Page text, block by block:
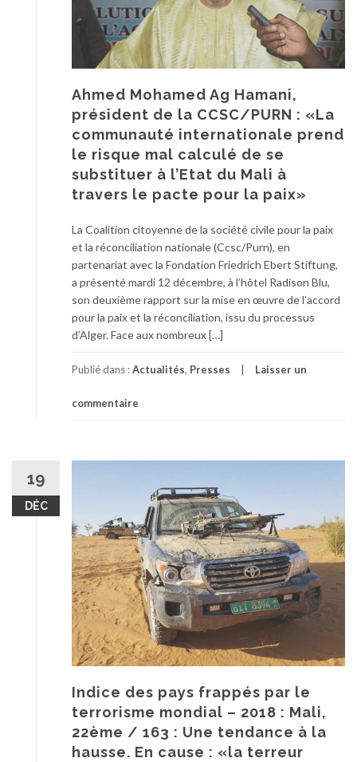
Ahmed Mohamed Ag Hamani,
président de la CCSC/PURN : «La
communauté internationale prend
le risque mal calculé de se
substituer à l’Etat du Mali à
travers le pacte pour la paix»
La Coalition citoyenne de la société civile pour la paix
et la réconciliation nationale (Ccsc/Purn), en
partenariat avec la Fondation Friedrich Ebert Stiftung,
a présenté mardi 12 décembre, à l’hôtel Radison Blu,
son deuxième rapport sur la mise en œuvre de l’accord
pour la paix et la réconciliation, issu du processus
d’Alger. Face aux nombreux […]
Publié dans :Actualités, Presses Laisser un
commentaire
19
DÉC
Indice des pays frappés par le
terrorisme mondial – 2018 : Mali,
22ème / 163 : Une tendance à la
hausse. En cause : «la terreur